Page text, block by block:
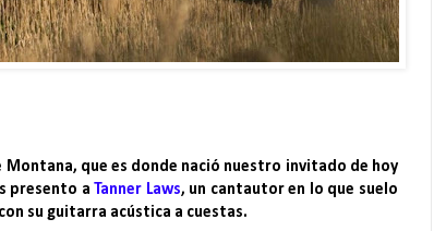
que es donde nació nuestro invitado de hoy
presento aTanner Laws, un cantautor en lo que suelo
su guitarra acústica a cuestas.